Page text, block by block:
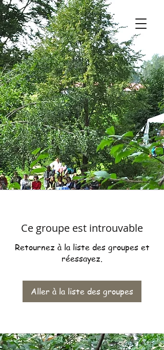
Ce groupe est introuvable
Retournez à la liste des groupes et
réessayez.
Aller à la liste des groupes